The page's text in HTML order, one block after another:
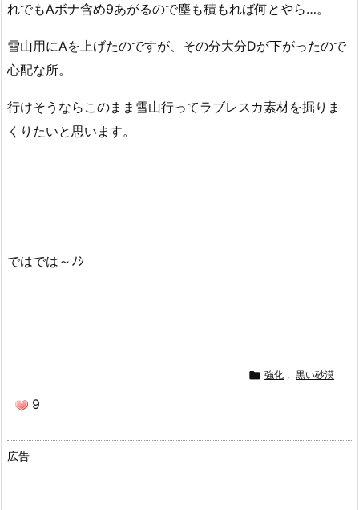
れでもAボナ含め9あがるので塵も積もれば何とやら…。
雪山用にAを上げたのですが、その分大分Dが下がったので
心配な所。
行けそうならこのまま雪山行ってラブレスカ素材を掘りま
くりたいと思います。
ではでは～ﾉｼ
 強化 , 黒い砂漠
9
広告